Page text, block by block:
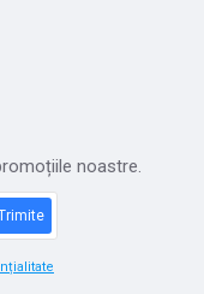
noastre.